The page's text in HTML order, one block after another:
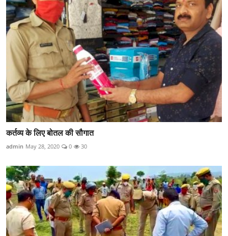
कर्तव्य के लिए बोतल की सौगात
admin May 28, 2020 0 30